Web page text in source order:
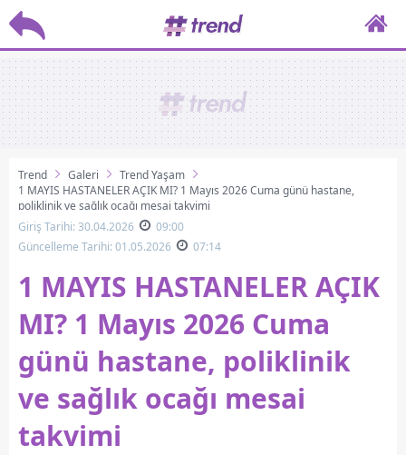
Trend Galeri
Trend Yaşam
1 MAYIS HASTANELER AÇIK MI? 1 Mayıs 2026 Cuma günü hastane,
poliklinik ve sağlık ocağı mesai takvimi
Giriş Tarihi: 30.04.2026
09:00
Güncelleme Tarihi: 01.05.2026
07:14
1 MAYIS HASTANELER AÇIK
MI? 1 Mayıs 2026 Cuma
günü hastane, poliklinik
ve sağlık ocağı mesai
takvimi